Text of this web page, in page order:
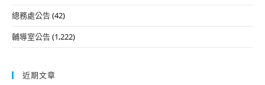
總務處公告(42)
輔導室公告(1,222)
近期文章